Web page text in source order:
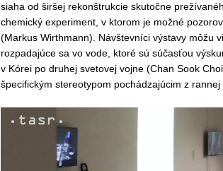
siaha od širšej rekonštrukcie skutočne
chemický experiment, v ktorom je možné
(Markus Wirthmann). Návštevníci výstavy môžu
rozpadajúce sa vo vode, ktoré sú súčasťou
v Kórei po druhej svetovej vojne (Chan Sook
špecifickým stereotypom pochádzajúcim z